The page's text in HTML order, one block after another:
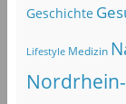
Geschichte
Lifestyle Medizin